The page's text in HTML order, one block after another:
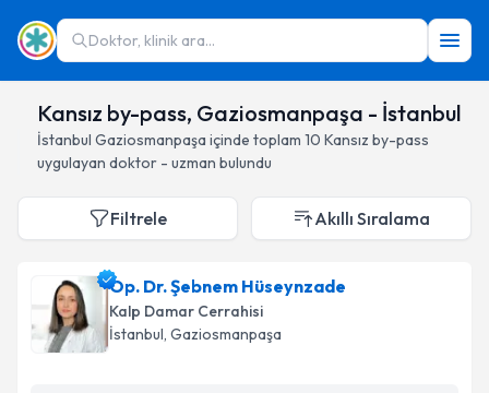
Doktor, klinik ara...
Kansız by-pass, Gaziosmanpaşa - İstanbul
İstanbul Gaziosmanpaşa içinde toplam 10 Kansız by-pass
uygulayan doktor - uzman bulundu
Filtrele Akıllı Sıralama
Op. Dr. Şebnem Hüseynzade
Kalp Damar Cerrahisi
İstanbul, Gaziosmanpaşa